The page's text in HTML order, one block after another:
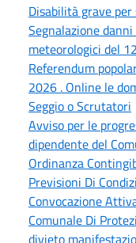
Disabilità grave
Segnalazione
meteorologici del
Referendum
2026 . Online le
Seggio o Scrutatori
Avviso per le
dipendente del
Ordinanza
Previsioni Di
Convocazione
Comunale Di
divieto